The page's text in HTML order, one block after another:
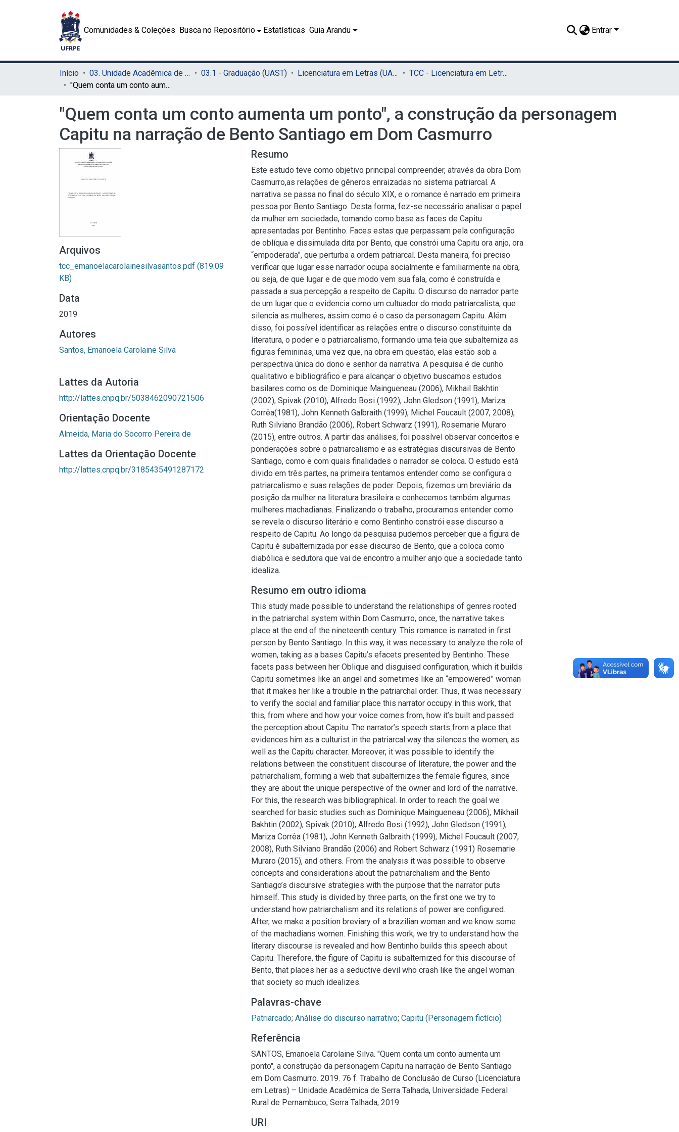
Comunidades & Coleções Busca no Repositório Estatísticas Guia Arandu Entrar
Início 03. Unidade Acadêmica de Serra Talhada (UAST) 03.1 - Graduação (UAST) Licenciatura em Letras (UAST)
TCC - Licenciatura em Letras (UAST)
"Quem conta um conto aumenta um ponto", a construção da personagem Capitu na narração de Bento Santiago em Dom Casmurro
"Quem conta um conto aumenta um ponto", a construção da personagem
Capitu na narração de Bento Santiago em Dom Casmurro
Arquivos
tcc_emanoelacarolainesilvasantos.pdf (819.09
KB)
Data
2019
Autores
Santos, Emanoela Carolaine Silva
Lattes da Autoria
http://lattes.cnpq.br/5038462090721506
Orientação Docente
Almeida, Maria do Socorro Pereira de
Lattes da Orientação Docente
http://lattes.cnpq.br/3185435491287172
Resumo
Este estudo teve como objetivo principal compreender, através da obra Dom
Casmurro,as relações de gêneros enraizadas no sistema patriarcal. A
narrativa se passa no final do século XIX, e o romance é narrado em primeira
pessoa por Bento Santiago. Desta forma, fez-se necessário analisar o papel
da mulher em sociedade, tomando como base as faces de Capitu
apresentadas por Bentinho. Faces estas que perpassam pela configuração
de oblíqua e dissimulada dita por Bento, que constrói uma Capitu ora anjo, ora
“empoderada”, que perturba a ordem patriarcal. Desta maneira, foi preciso
verificar que lugar esse narrador ocupa socialmente e familiarmente na obra,
ou seja, de que lugar e de que modo vem sua fala, como é construída e
passada a sua percepção a respeito de Capitu. O discurso do narrador parte
de um lugar que o evidencia como um cultuador do modo patriarcalista, que
silencia as mulheres, assim como é o caso da personagem Capitu. Além
disso, foi possível identificar as relações entre o discurso constituinte da
literatura, o poder e o patriarcalismo, formando uma teia que subalterniza as
figuras femininas, uma vez que, na obra em questão, elas estão sob a
perspectiva única do dono e senhor da narrativa. A pesquisa é de cunho
qualitativo e bibliográfico e para alcançar o objetivo buscamos estudos
basilares como os de Dominique Maingueneau (2006), Mikhail Bakhtin
(2002), Spivak (2010), Alfredo Bosi (1992), John Gledson (1991), Mariza
Corrêa(1981), John Kenneth Galbraith (1999), Michel Foucault (2007, 2008),
Ruth Silviano Brandão (2006), Robert Schwarz (1991), Rosemarie Muraro
(2015), entre outros. A partir das análises, foi possível observar conceitos e
ponderações sobre o patriarcalismo e as estratégias discursivas de Bento
Santiago, como e com quais finalidades o narrador se coloca. O estudo está
divido em três partes, na primeira tentamos entender como se configura o
patriarcalismo e suas relações de poder. Depois, fizemos um breviário da
posição da mulher na literatura brasileira e conhecemos também algumas
mulheres machadianas. Finalizando o trabalho, procuramos entender como
se revela o discurso literário e como Bentinho constrói esse discurso a
respeito de Capitu. Ao longo da pesquisa pudemos perceber que a figura de
Capitu é subalternizada por esse discurso de Bento, que a coloca como
diabólica e sedutora que vai de encontro a mulher anjo que a sociedade tanto
idealiza.
Resumo em outro idioma
This study made possible to understand the relationships of genres rooted
in the patriarchal system within Dom Casmurro, once, the narrative takes
place at the end of the nineteenth century. This romance is narrated in first
person by Bento Santiago. In this way, it was necessary to analyze the role of
women, taking as a bases Capitu’s efacets presented by Bentinho. These
facets pass between her Oblique and disguised configuration, which it builds
Capitu sometimes like an angel and sometimes like an “empowered” woman
that it makes her like a trouble in the patriarchal order. Thus, it was necessary
to verify the social and familiar place this narrator occupy in this work, that
this, from where and how your voice comes from, how it’s built and passed
the perception about Capitu. The narrator’s speech starts from a place that
evidences him as a culturist in the patriarcal way tha silences the women, as
well as the Capitu character. Moreover, it was possible to identify the
relations between the constituent discourse of literature, the power and the
patriarchalism, forming a web that subalternizes the female figures, since
they are about the unique perspective of the owner and lord of the narrative.
For this, the research was bibliographical. In order to reach the goal we
searched for basic studies such as Dominique Maingueneau (2006), Mikhail
Bakhtin (2002), Spivak (2010), Alfredo Bosi (1992), John Gledson (1991),
Mariza Corrêa (1981), John Kenneth Galbraith (1999), Michel Foucault (2007,
2008), Ruth Silviano Brandão (2006) and Robert Schwarz (1991) Rosemarie
Muraro (2015), and others. From the analysis it was possible to observe
concepts and considerations about the patriarchalism and the Bento
Santiago’s discursive strategies with the purpose that the narrator puts
himself. This study is divided by three parts, on the first one we try to
understand how patriarchalism and its relations of power are configured.
After, we make a position breviary of a brazilian woman and we know some
of the machadians women. Finishing this work, we try to understand how the
literary discourse is revealed and how Bentinho builds this speech about
Capitu. Therefore, the figure of Capitu is subalternized for this discourse of
Bento, that places her as a seductive devil who crash like the angel woman
that society so much idealizes.
Palavras-chave
Patriarcado; Análise do discurso narrativo; Capitu (Personagem fictício)
Referência
SANTOS, Emanoela Carolaine Silva. "Quem conta um conto aumenta um
ponto", a construção da personagem Capitu na narração de Bento Santiago
em Dom Casmurro. 2019. 76 f. Trabalho de Conclusão de Curso (Licenciatura
em Letras) – Unidade Acadêmica de Serra Talhada, Universidade Federal
Rural de Pernambuco, Serra Talhada, 2019.
URI